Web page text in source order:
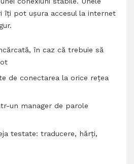
îți pot ușura accesul la internet
în caz că trebuie să
de conectarea la orice rețea
un manager de parole
testate: traducere, hărți,